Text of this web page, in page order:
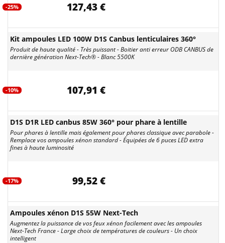
-25% 127,43 €
Kit ampoules LED 100W D1S Canbus lenticulaires 360°
Produit de haute qualité - Très puissant - Boitier anti erreur ODB CANBUS de
dernière génération Next-Tech® - Blanc 5500K
-10% 107,91 €
D1S D1R LED canbus 85W 360° pour phare à lentille
Pour phares à lentille mais également pour phares classique avec parabole -
Remplace vos ampoules xénon standard - Équipées de 6 puces LED extra
fines à haute luminosité
-17% 99,52 €
Ampoules xénon D1S 55W Next-Tech
Augmentez la puissance de vos feux xénon facilement avec les ampoules
Next-Tech France - Large choix de températures de couleurs - Un choix
intelligent